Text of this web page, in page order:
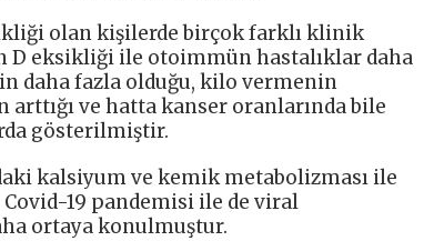
olan kişilerde birçok farklı klinik
eksikliği ile otoimmün hastalıklar daha
daha fazla olduğu, kilo vermenin
arttığı ve hatta kanser oranlarında bile
gösterilmiştir.
kalsiyum ve kemik metabolizması ile
19 pandemisi ile de viral
ortaya konulmuştur.